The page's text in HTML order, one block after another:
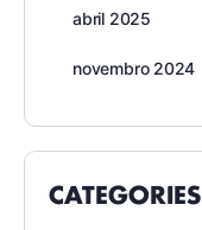
abril 2025
novembro 2024
CATEGORIES